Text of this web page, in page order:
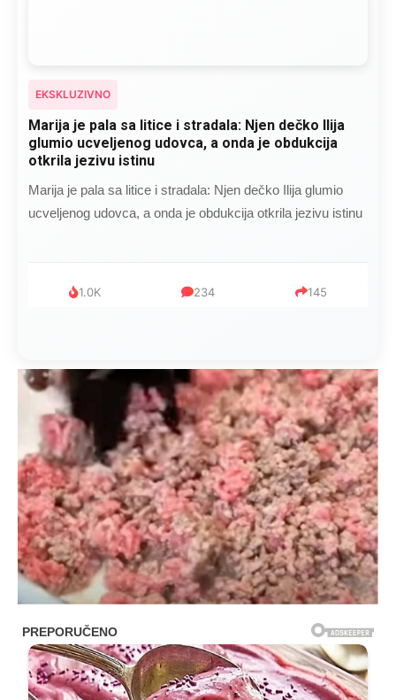
EKSKLUZIVNO
Marija je pala sa litice i stradala: Njen dečko Ilija
glumio ucveljenog udovca, a onda je obdukcija
otkrila jezivu istinu
Marija je pala sa litice i stradala: Njen dečko Ilija glumio
ucveljenog udovca, a onda je obdukcija otkrila jezivu istinu
1.0K 234 145